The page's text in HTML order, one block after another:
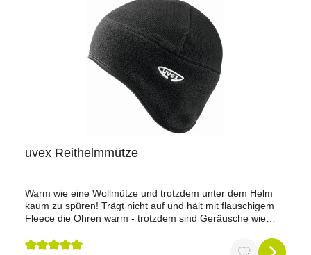
uvex Reithelmmütze
Warm wie eine Wollmütze und trotzdem unter dem Helm
kaum zu spüren! Trägt nicht auf und hält mit flauschigem
Fleece die Ohren warm - trotzdem sind Geräusche wie
Fahrzeug einwandfrei wahrzunehmen. Perfekt für kalte und